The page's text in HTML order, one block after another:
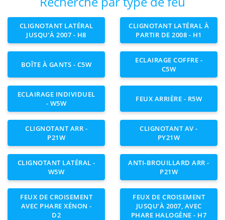
CLIGNOTANT LATÉRAL
JUSQU’À 2007 - H8
CLIGNOTANT LATÉRAL À
PARTIR DE 2008 - H1
BOÎTE À GANTS - C5W
ECLAIRAGE COFFRE -
C5W
ECLAIRAGE INDIVIDUEL
- W5W
FEUX ARRIÈRE - R5W
CLIGNOTANT ARR -
P21W
CLIGNOTANT AV -
PY21W
CLIGNOTANT LATÉRAL -
W5W
ANTI-BROUILLARD ARR -
P21W
FEUX DE CROISEMENT
AVEC PHARE XÉNON -
D2
FEUX DE CROISEMENT
JUSQU’À 2007, AVEC
PHARE HALOGÈNE - H7